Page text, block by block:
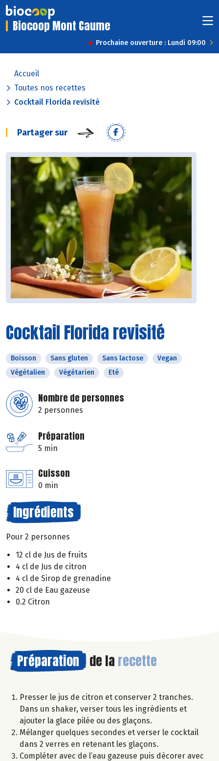
Biocoop Mont Caume
Prochaine ouverture : Lundi 09:00
Accueil
Toutes nos recettes
Cocktail Florida revisité
Partager sur
Cocktail Florida revisité
Boisson Sans gluten Sans lactose
Vegan
Végétalien
Végétarien Eté
Nombre de personnes
2 personnes
Préparation
5 min
Cuisson
0 min
Ingrédients
Pour 2 personnes
12 cl de Jus de fruits
4 cl de Jus de citron
4 cl de Sirop de grenadine
20 cl de Eau gazeuse
0.2 Citron
Préparation de la recette
Presser le jus de citron et conserver 2 tranches.
Dans un shaker, verser tous les ingrédients et
ajouter la glace pilée ou des glaçons.
Mélanger quelques secondes et verser le cocktail
dans 2 verres en retenant les glaçons.
Compléter avec de l’eau gazeuse puis décorer avec